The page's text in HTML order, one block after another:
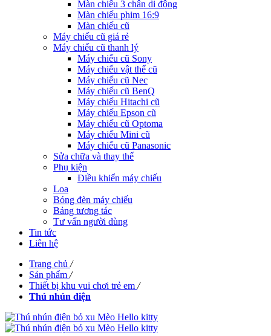
Màn chiếu 3 chân di động
Màn chiếu phim 16:9
Màn chiếu cũ
Máy chiếu cũ giá rẻ
Máy chiếu cũ thanh lý
Máy chiếu cũ Sony
Máy chiếu vật thể cũ
Máy chiếu cũ Nec
Máy chiếu cũ BenQ
Máy chiếu Hitachi cũ
Máy chiếu Epson cũ
Máy chiếu cũ Optoma
Máy chiếu Mini cũ
Máy chiếu cũ Panasonic
Sửa chữa và thay thế
Phụ kiện
Điều khiển máy chiếu
Loa
Bóng đèn máy chiếu
Bảng tương tác
Tư vấn người dùng
Tin tức
Liên hệ
Trang chủ /
Sản phẩm /
Thiết bị khu vui chơi trẻ em /
Thú nhún điện